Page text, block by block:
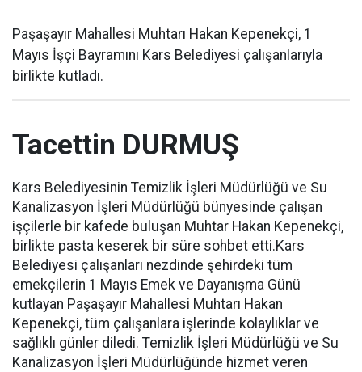
Paşaşayır Mahallesi Muhtarı Hakan Kepenekçi, 1
Mayıs İşçi Bayramını Kars Belediyesi çalışanlarıyla
birlikte kutladı.
Tacettin DURMUŞ
Kars Belediyesinin Temizlik İşleri Müdürlüğü ve Su
Kanalizasyon İşleri Müdürlüğü bünyesinde çalışan
işçilerle bir kafede buluşan Muhtar Hakan Kepenekçi,
birlikte pasta keserek bir süre sohbet etti.Kars
Belediyesi çalışanları nezdinde şehirdeki tüm
emekçilerin 1 Mayıs Emek ve Dayanışma Günü
kutlayan Paşaşayır Mahallesi Muhtarı Hakan
Kepenekçi, tüm çalışanlara işlerinde kolaylıklar ve
sağlıklı günler diledi. Temizlik İşleri Müdürlüğü ve Su
Kanalizasyon İşleri Müdürlüğünde hizmet veren